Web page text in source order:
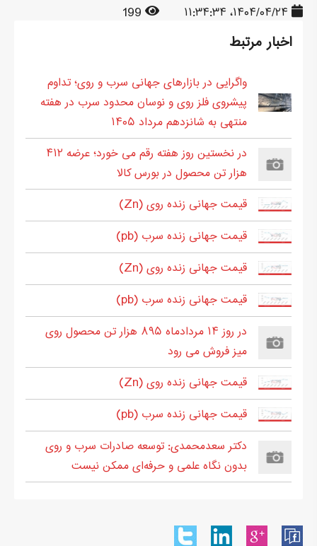
اخبار مرتبط
واگرایی در بازارهای جهانی سرب و روی؛ تداوم
پیشروی فلز روی و نوسان محدود سرب در هفته
منتهی به شانزدهم مرداد ۱۴۰۵
در نخستین روز هفته رقم می خورد؛ عرضه ۴۱۲
هزار تن محصول در بورس کالا
قیمت جهانی زنده روی (Zn)
قیمت جهانی زنده سرب (pb)
قیمت جهانی زنده روی (Zn)
قیمت جهانی زنده سرب (pb)
در روز ۱۴ مردادماه ۸۹۵ هزار تن محصول روی
میز فروش می رود
قیمت جهانی زنده روی (Zn)
قیمت جهانی زنده سرب (pb)
دکتر سعدمحمدی: توسعه صادرات سرب و روی
بدون نگاه علمی و حرفه‌ای ممکن نیست